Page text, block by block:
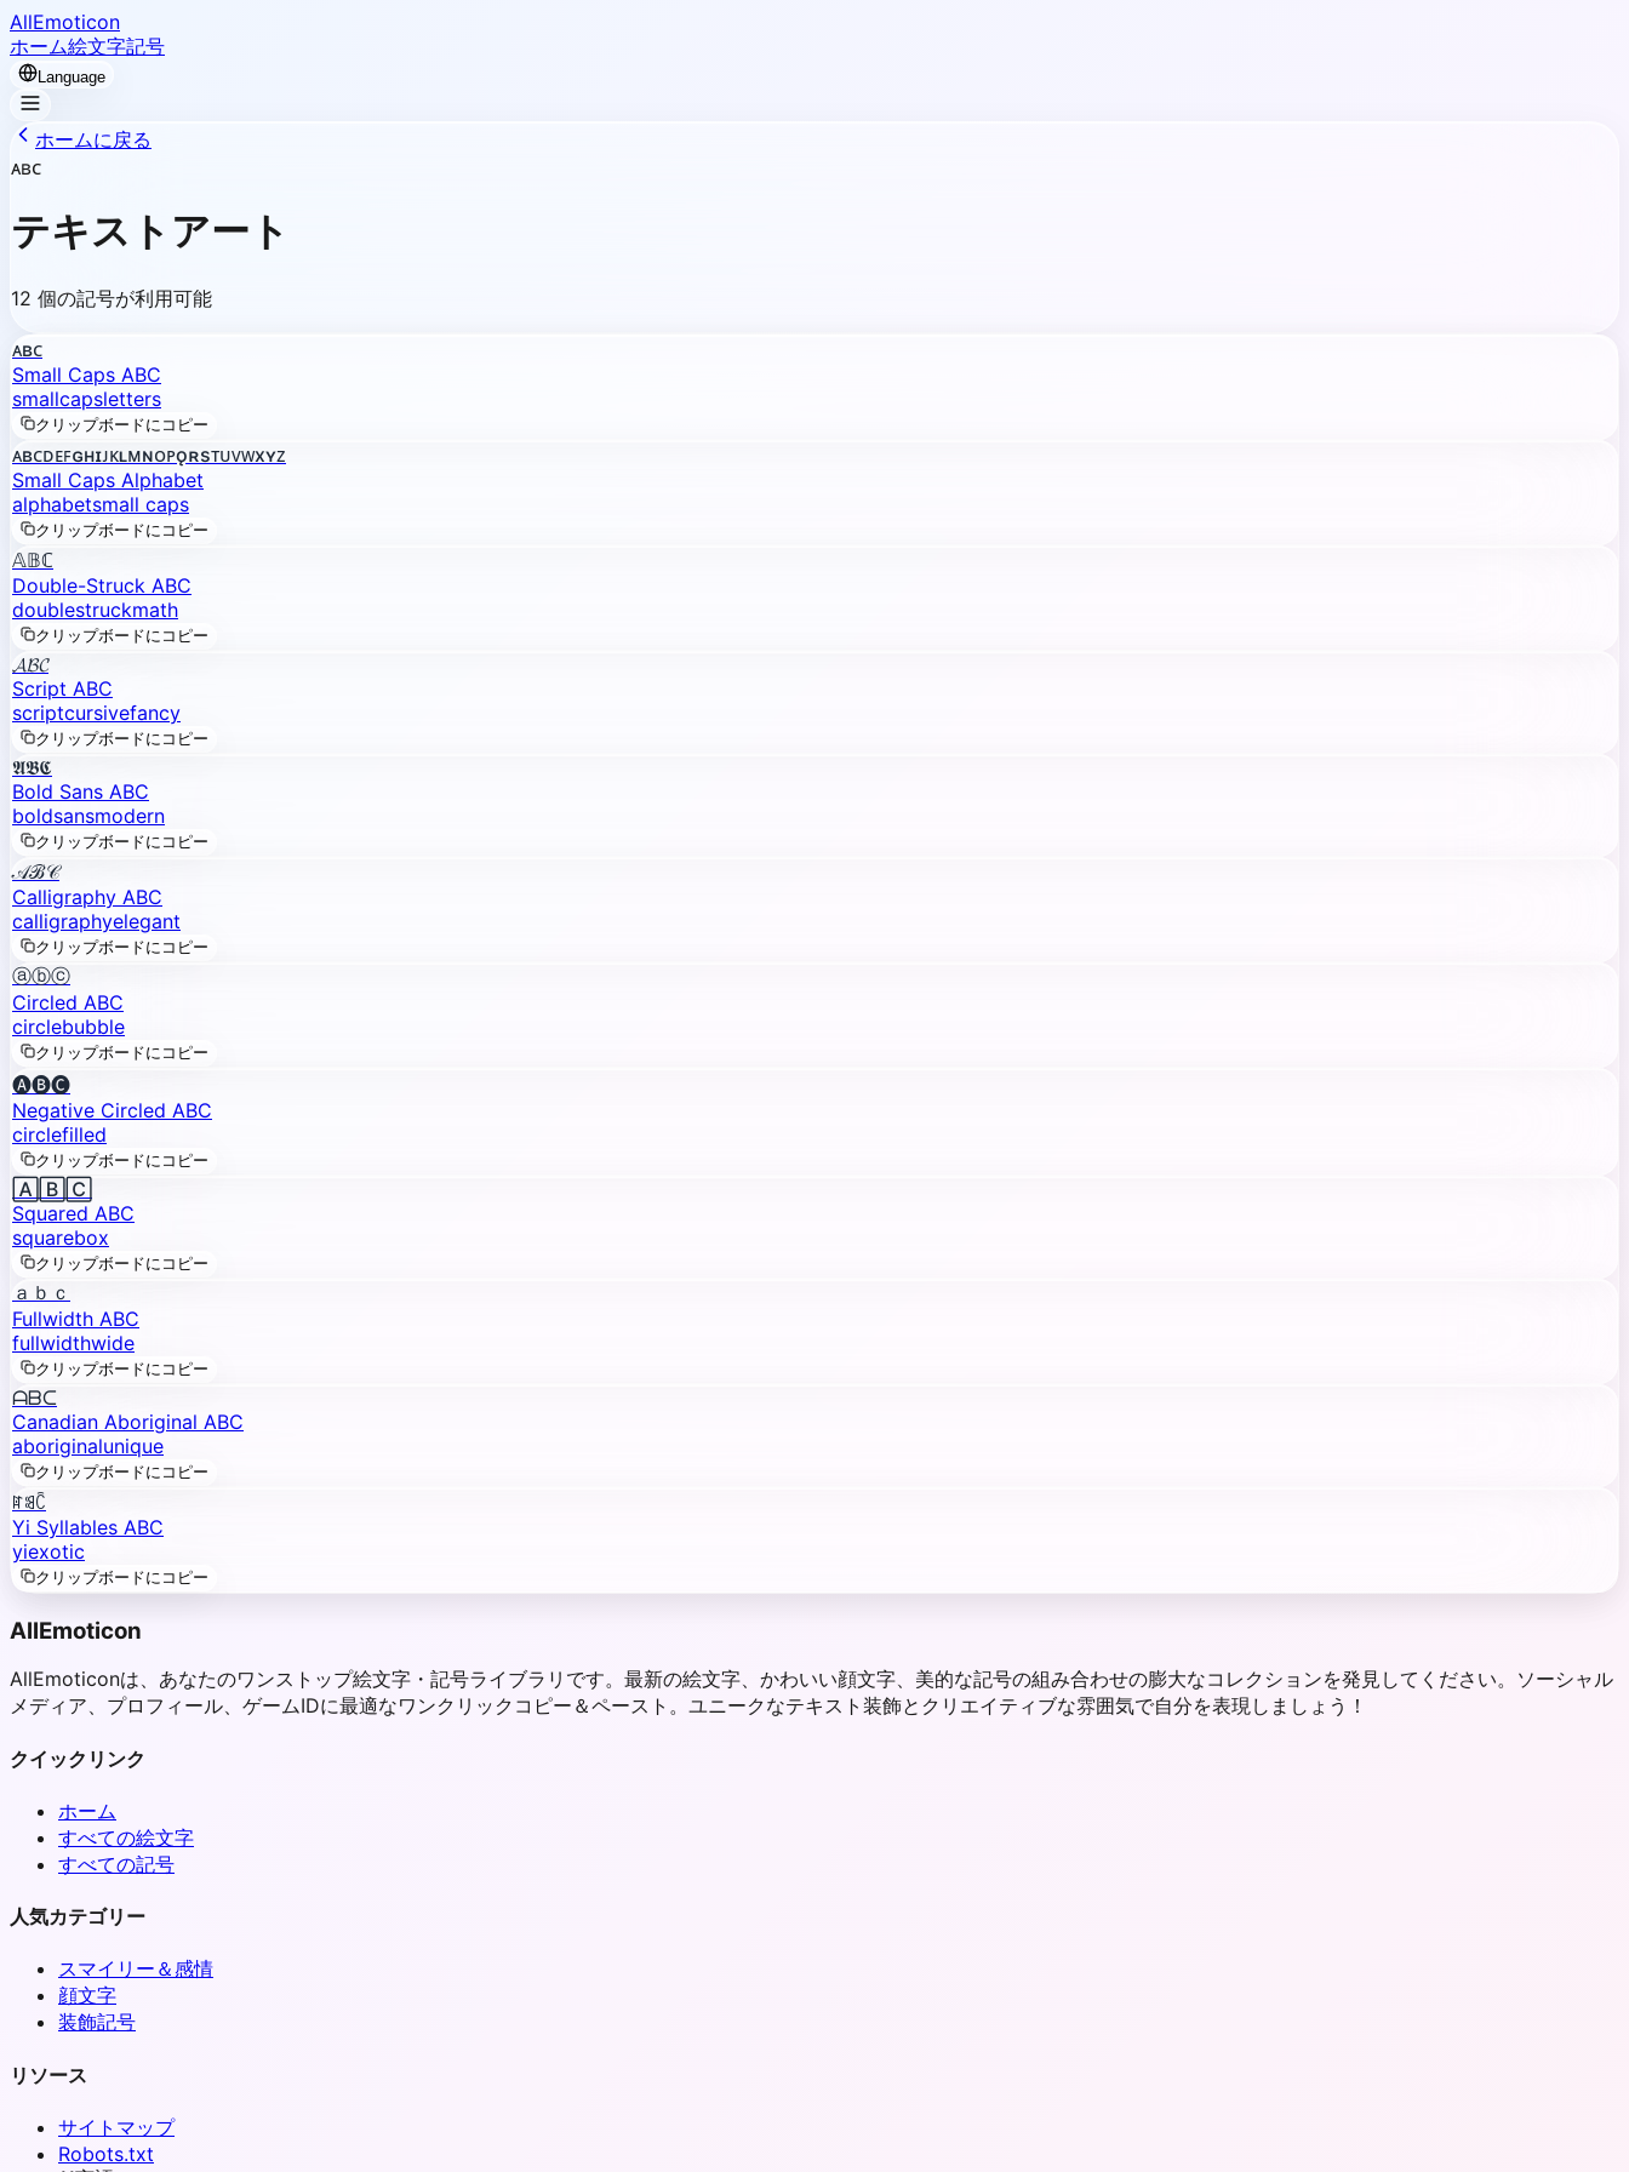
AllEmoticon
ホーム絵文字記号
Language
ホームに戻る
ᴀʙᴄ
テキストアート
12 個の記号が利用可能
ᴀʙᴄ
Small Caps ABC
smallcapsletters
クリップボードにコピー
ᴀʙᴄᴅᴇꜰɢʜɪᴊᴋʟᴍɴᴏᴘǫʀsᴛᴜᴠᴡxʏᴢ
Small Caps Alphabet
alphabetsmall caps
クリップボードにコピー
𝔸𝔹ℂ
Double-Struck ABC
doublestruckmath
クリップボードにコピー
𝓐𝓑𝓒
Script ABC
scriptcursivefancy
クリップボードにコピー
𝕬𝕭𝕮
Bold Sans ABC
boldsansmodern
クリップボードにコピー
𝒜ℬ𝒞
Calligraphy ABC
calligraphyelegant
クリップボードにコピー
ⓐⓑⓒ
Circled ABC
circlebubble
クリップボードにコピー
🅐🅑🅒
Negative Circled ABC
circlefilled
クリップボードにコピー
🄰🄱🄲
Squared ABC
squarebox
クリップボードにコピー
ａｂｃ
Fullwidth ABC
fullwidthwide
クリップボードにコピー
ᗩᗷᑕ
Canadian Aboriginal ABC
aboriginalunique
クリップボードにコピー
ꍏꌃꉓ
Yi Syllables ABC
yiexotic
クリップボードにコピー
AllEmoticon
AllEmoticonは、あなたのワンストップ絵文字・記号ライブラリです。最新の絵文字、かわいい顔文字、美的な記号の組み合わせの膨大なコレクションを発見してください。ソーシャル
メディア、プロフィール、ゲームIDに最適なワンクリックコピー＆ペースト。ユニークなテキスト装飾とクリエイティブな雰囲気で自分を表現しましょう！
クイックリンク
ホーム
すべての絵文字
すべての記号
人気カテゴリー
スマイリー＆感情
顔文字
装飾記号
リソース
サイトマップ
Robots.txt